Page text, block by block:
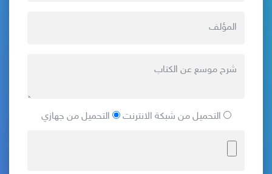
التحميل من شبكة الانترنت التحميل من جهازي